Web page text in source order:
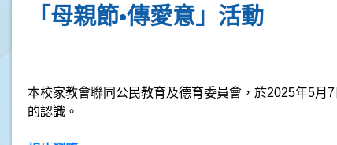
「母親節•傳愛意」活動
本校家教會聯同公民教育及德育委員會，於2025年5月 7
的認識。